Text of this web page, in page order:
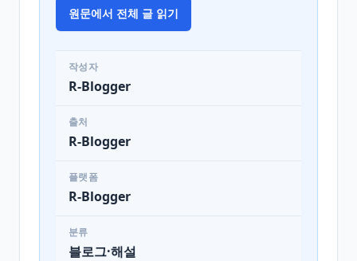
원문에서 전체 글 읽기
작성자
R-Blogger
출처
R-Blogger
플랫폼
R-Blogger
분류
블로그·해설